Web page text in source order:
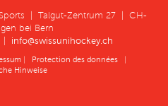
| Talgut-Zentrum 27 | CH-
bei Bern
| info@swissunihockey.ch
| Protection des données |
Hinweise